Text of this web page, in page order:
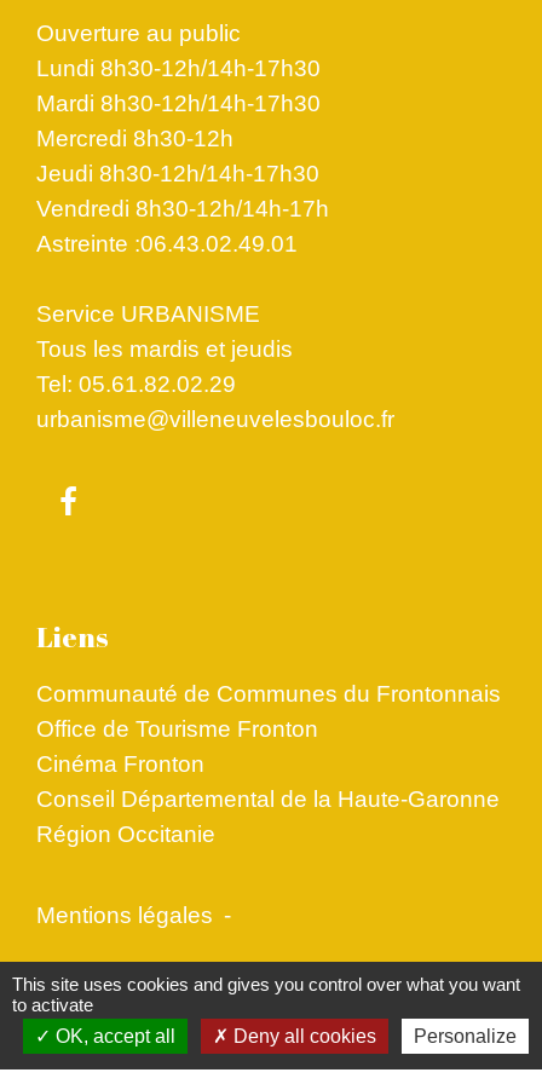
Ouverture au public
Lundi 8h30-12h/14h-17h30
Mardi 8h30-12h/14h-17h30
Mercredi 8h30-12h
Jeudi 8h30-12h/14h-17h30
Vendredi 8h30-12h/14h-17h
Astreinte :06.43.02.49.01
Service URBANISME
Tous les mardis et jeudis
Tel: 05.61.82.02.29
urbanisme@villeneuvelesbouloc.fr
Liens
Communauté de Communes du Frontonnais
Office de Tourisme Fronton
Cinéma Fronton
Conseil Départemental de la Haute-Garonne
Région Occitanie
Mentions légales -
Politique de confidentialité - Accessibilité -
Plan du site - Gestion des cookies
This site uses cookies and gives you control over what you want
to activate
OK, accept all
Deny all cookies Personalize